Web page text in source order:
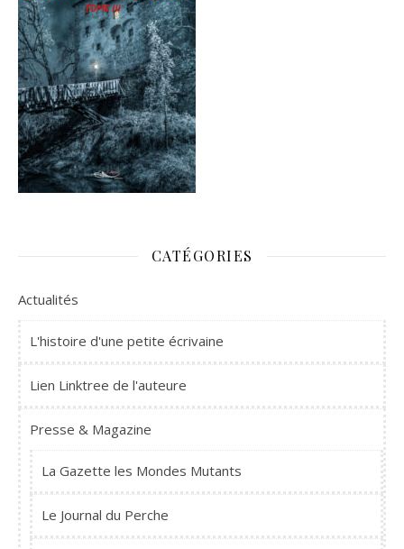
CATÉGORIES
Actualités
L'histoire d'une petite écrivaine
Lien Linktree de l'auteure
Presse & Magazine
La Gazette les Mondes Mutants
Le Journal du Perche